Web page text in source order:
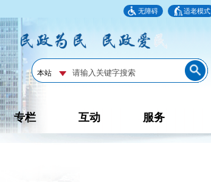
无障碍 适老模式
专栏 互动 服务